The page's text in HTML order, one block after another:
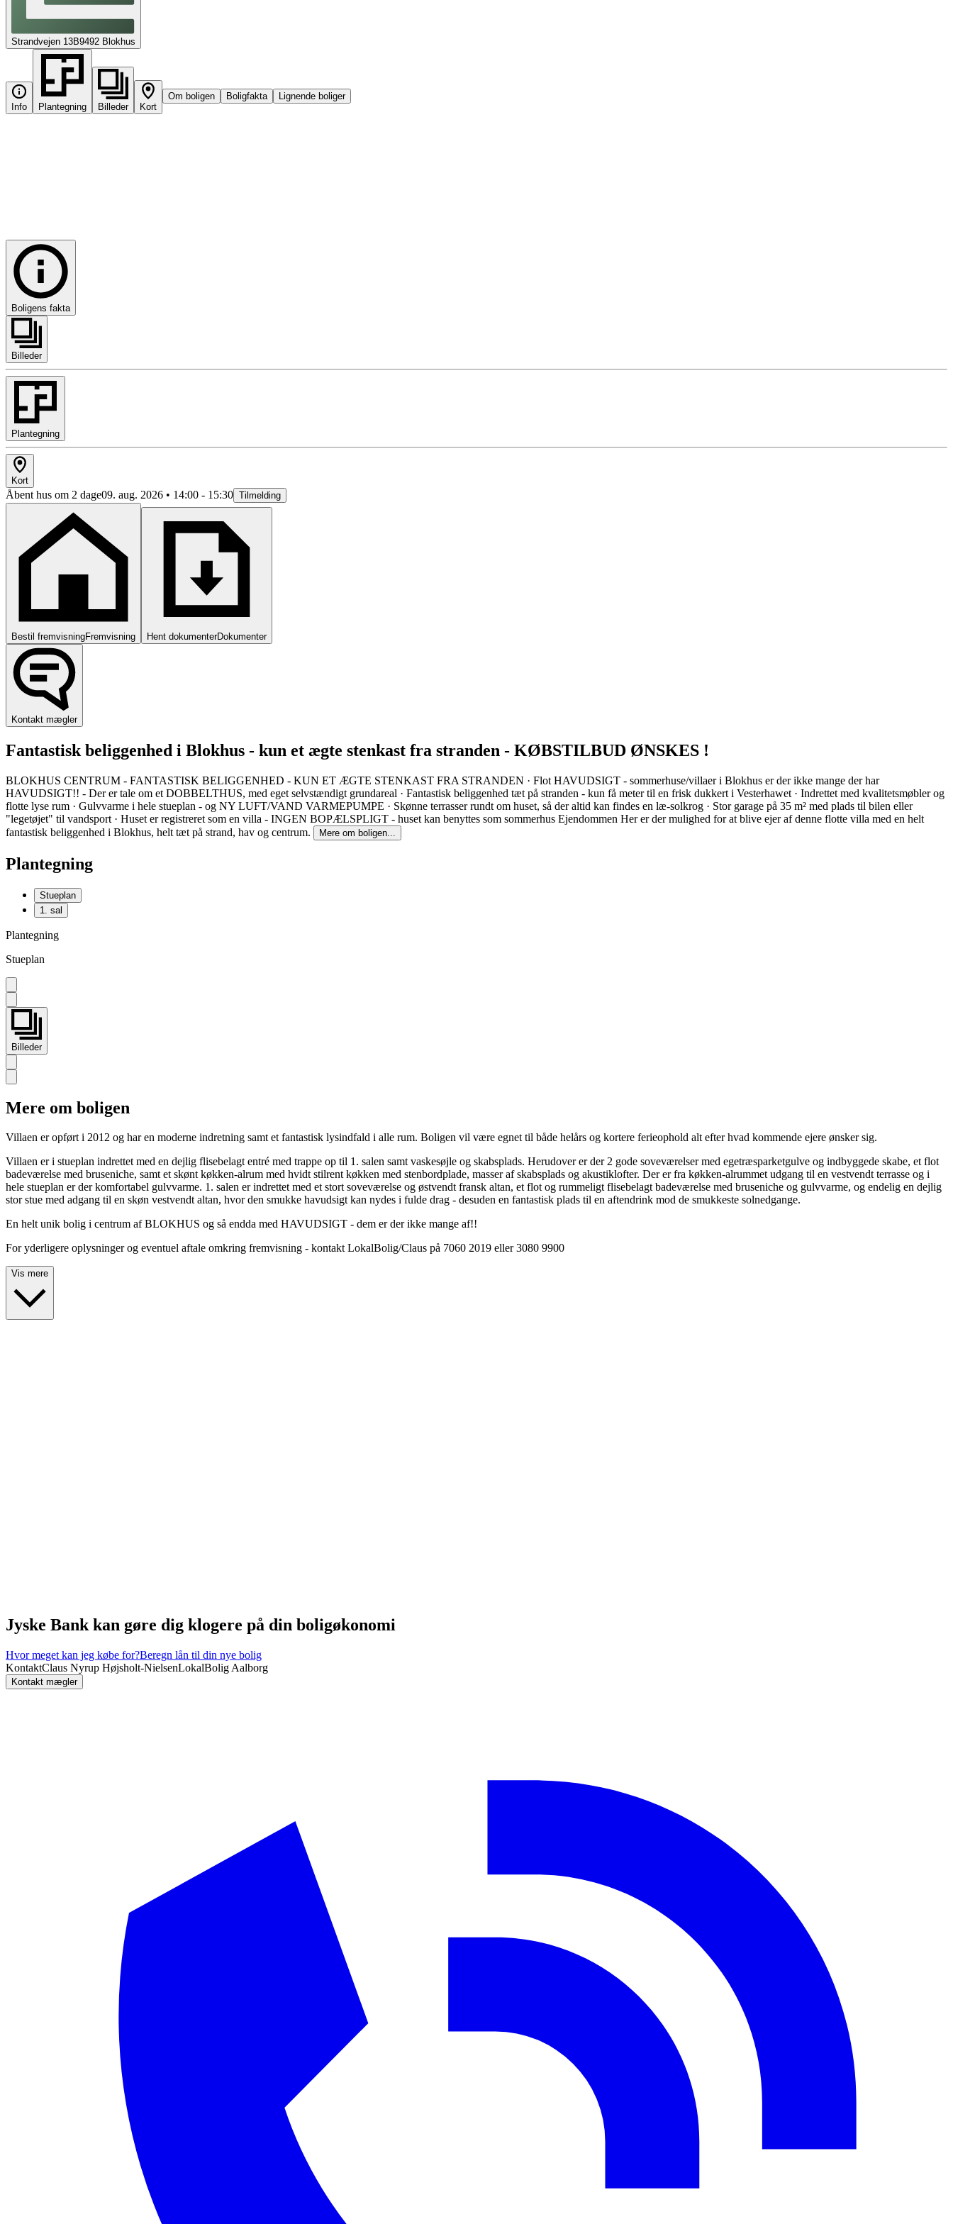
Strandvejen 13B9492 Blokhus
Info Plantegning Billeder Kort
Om boligen Boligfakta Lignende boliger
Boligens fakta
Billeder
Plantegning
Kort
Åbent hus om 2 dage09. aug. 2026 • 14:00 - 15:30 Tilmelding
Bestil fremvisningFremvisning Hent dokumenterDokumenter
Kontakt mægler
Fantastisk beliggenhed i Blokhus - kun et ægte stenkast fra stranden - KØBSTILBUD ØNSKES !
BLOKHUS CENTRUM - FANTASTISK BELIGGENHED - KUN ET ÆGTE STENKAST FRA STRANDEN · Flot HAVUDSIGT - sommerhuse/villaer i Blokhus er der ikke mange der har
HAVUDSIGT!! - Der er tale om et DOBBELTHUS, med eget selvstændigt grundareal · Fantastisk beliggenhed tæt på stranden - kun få meter til en frisk dukkert i Vesterhawet · Indrettet med kvalitetsmøbler og
flotte lyse rum · Gulvvarme i hele stueplan - og NY LUFT/VAND VARMEPUMPE · Skønne terrasser rundt om huset, så der altid kan findes en læ-solkrog · Stor garage på 35 m² med plads til bilen eller
"legetøjet" til vandsport · Huset er registreret som en villa - INGEN BOPÆLSPLIGT - huset kan benyttes som sommerhus Ejendommen Her er der mulighed for at blive ejer af denne flotte villa med en helt
fantastisk beliggenhed i Blokhus, helt tæt på strand, hav og centrum.
Mere om boligen...
Plantegning
Stueplan
1. sal
Plantegning
Stueplan
Billeder
Mere om boligen
Villaen er opført i 2012 og har en moderne indretning samt et fantastisk lysindfald i alle rum. Boligen vil være egnet til både helårs og kortere ferieophold alt efter hvad kommende ejere ønsker sig.
Villaen er i stueplan indrettet med en dejlig flisebelagt entré med trappe op til 1. salen samt vaskesøjle og skabsplads. Herudover er der 2 gode soveværelser med egetræsparketgulve og indbyggede skabe, et flot
badeværelse med bruseniche, samt et skønt køkken-alrum med hvidt stilrent køkken med stenbordplade, masser af skabsplads og akustiklofter. Der er fra køkken-alrummet udgang til en vestvendt terrasse og i
hele stueplan er der komfortabel gulvvarme. 1. salen er indrettet med et stort soveværelse og østvendt fransk altan, et flot og rummeligt flisebelagt badeværelse med bruseniche og gulvvarme, og endelig en dejlig
stor stue med adgang til en skøn vestvendt altan, hvor den smukke havudsigt kan nydes i fulde drag - desuden en fantastisk plads til en aftendrink mod de smukkeste solnedgange.
En helt unik bolig i centrum af BLOKHUS og så endda med HAVUDSIGT - dem er der ikke mange af!!
For yderligere oplysninger og eventuel aftale omkring fremvisning - kontakt LokalBolig/Claus på 7060 2019 eller 3080 9900
Vis mere
Jyske Bank kan gøre dig klogere på din boligøkonomi
Hvor meget kan jeg købe for?Beregn lån til din nye bolig
KontaktClaus Nyrup Højsholt-NielsenLokalBolig Aalborg
Kontakt mægler